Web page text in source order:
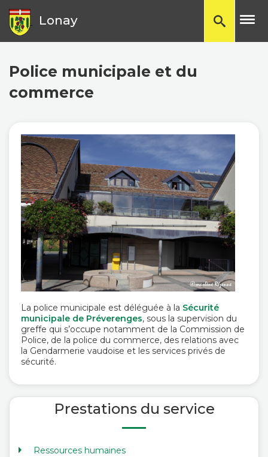
Lonay
Police municipale et du
commerce
La police municipale est déléguée à la Sécurité
municipale de Préverenges, sous la supervision du
greffe qui s’occupe notamment de la Commission de
Police, de la police du commerce, des relations avec
la Gendarmerie vaudoise et les services privés de
sécurité.
Prestations du service
Ressources humaines